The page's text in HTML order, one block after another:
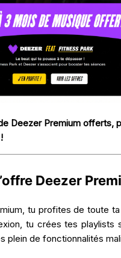
Deezer Premium offerts,
Deezer
tu profites de toute
tu crées tes playlists
plein de fonctionnalités